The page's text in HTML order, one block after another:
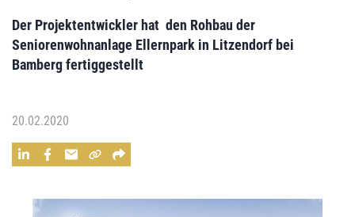
Der Projektentwickler hat den Rohbau der
Seniorenwohnanlage Ellernpark in Litzendorf bei
Bamberg fertiggestellt
20.02.2020